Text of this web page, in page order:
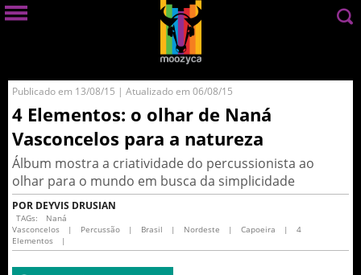
Publicado em 13/08/15 | Atualizado em 06/08/15
4 Elementos: o olhar de Naná
Vasconcelos para a natureza
Álbum mostra a criatividade do percussionista ao
olhar para o mundo em busca da simplicidade
POR DEYVIS DRUSIAN
TAGs:
Naná
Vasconcelos
| Percussão | Brasil | Nordeste | Capoeira |
4
Elementos
|